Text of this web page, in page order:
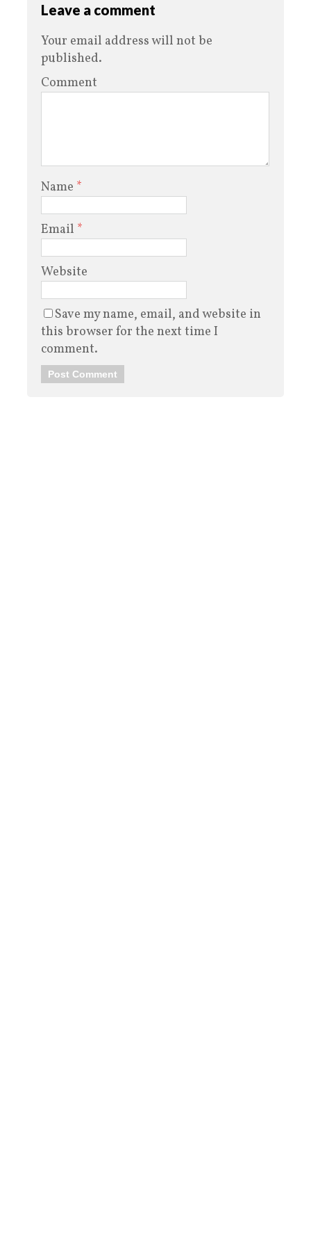
Leave a comment
Your email address will not be
published.
Comment
Name *
Email *
Website
Save my name, email, and website in
this browser for the next time I
comment.